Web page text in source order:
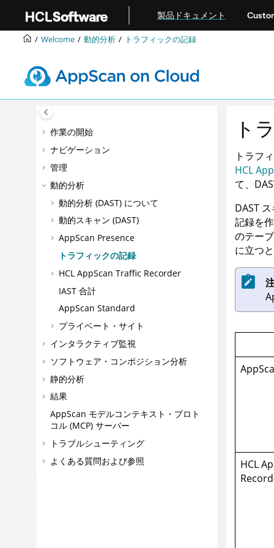
製品ドキュメント
Welcome 動的分析 トラフィックの記録
作業の開始
ナビゲーション
管理
動的分析
動的分析 (DAST) について
動的スキャン (DAST)
AppScan Presence
トラフィックの記録
HCL AppScan Traffic Recorder
IAST 合計
AppScan Standard
プライベート・サイト
インタラクティブ監視
ソフトウェア・コンポジション分析
静的分析
結果
AppScan モデルコンテキスト・プロト
コル (MCP) サーバー
トラブルシューティング
よくある質問および参照
ト
トラフ
HCL
て、
DAST
記録を
のテー
に立つ
HCL